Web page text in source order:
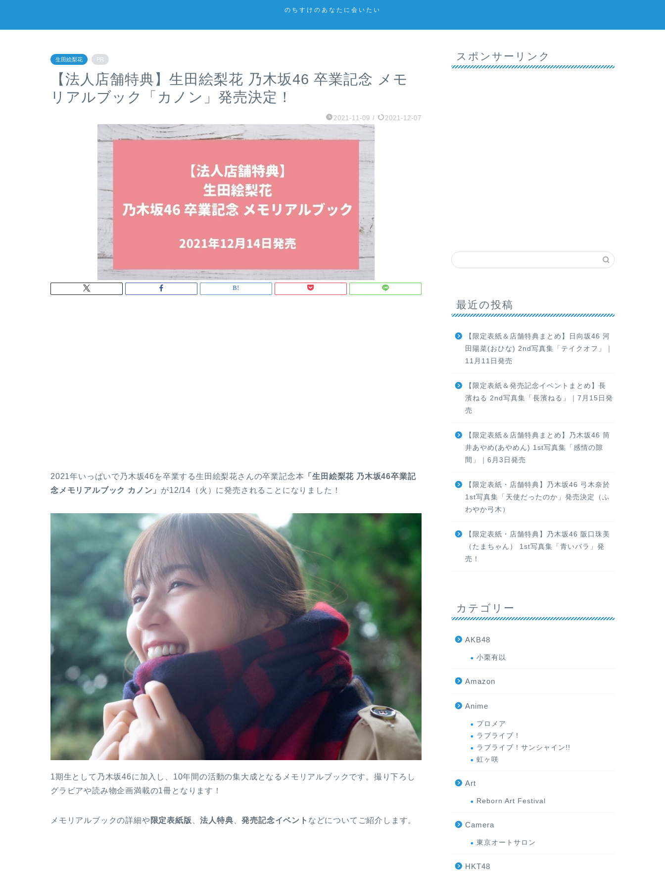
のちすけのあなたに会いたい
生田絵梨花 PR
【法人店舗特典】生田絵梨花 乃木坂46 卒業記念 メモ
リアルブック「カノン」発売決定！
2021-11-09 / 2021-12-07
2021年いっぱいで乃木坂46を卒業する生田絵梨花さんの卒業記念本 「生田絵梨花 乃木坂46卒業記
念メモリアルブック カノン」 が12/14（火）に発売されることになりました！
1期生として乃木坂46に加入し、10年間の活動の集大成となるメモリアルブックです。撮り下ろし
グラビアや読み物企画満載の1冊となります！
メモリアルブックの詳細や 限定表紙版 、法人特典 、発売記念イベント などについてご紹介します。
スポンサーリンク
最近の投稿
【限定表紙＆店舗特典まとめ】日向坂46 河
田陽菜(おひな) 2nd写真集「テイクオフ」｜
11月11日発売
【限定表紙＆発売記念イベントまとめ】長
濱ねる 2nd写真集「長濱ねる」｜7月15日発
売
【限定表紙＆店舗特典まとめ】乃木坂46 筒
井あやめ(あやめん) 1st写真集「感情の隙
間」｜6月3日発売
【限定表紙・店舗特典】乃木坂46 弓木奈於
1st写真集「天使だったのか」発売決定（ふ
わやか弓木）
【限定表紙・店舗特典】乃木坂46 阪口珠美
（たまちゃん） 1st写真集「青いバラ」発
売！
カテゴリー
AKB48
小栗有以
Amazon
Anime
プロメア
ラブライブ！
ラブライブ！サンシャイン!!
虹ヶ咲
Art
Reborn Art Festival
Camera
東京オートサロン
HKT48